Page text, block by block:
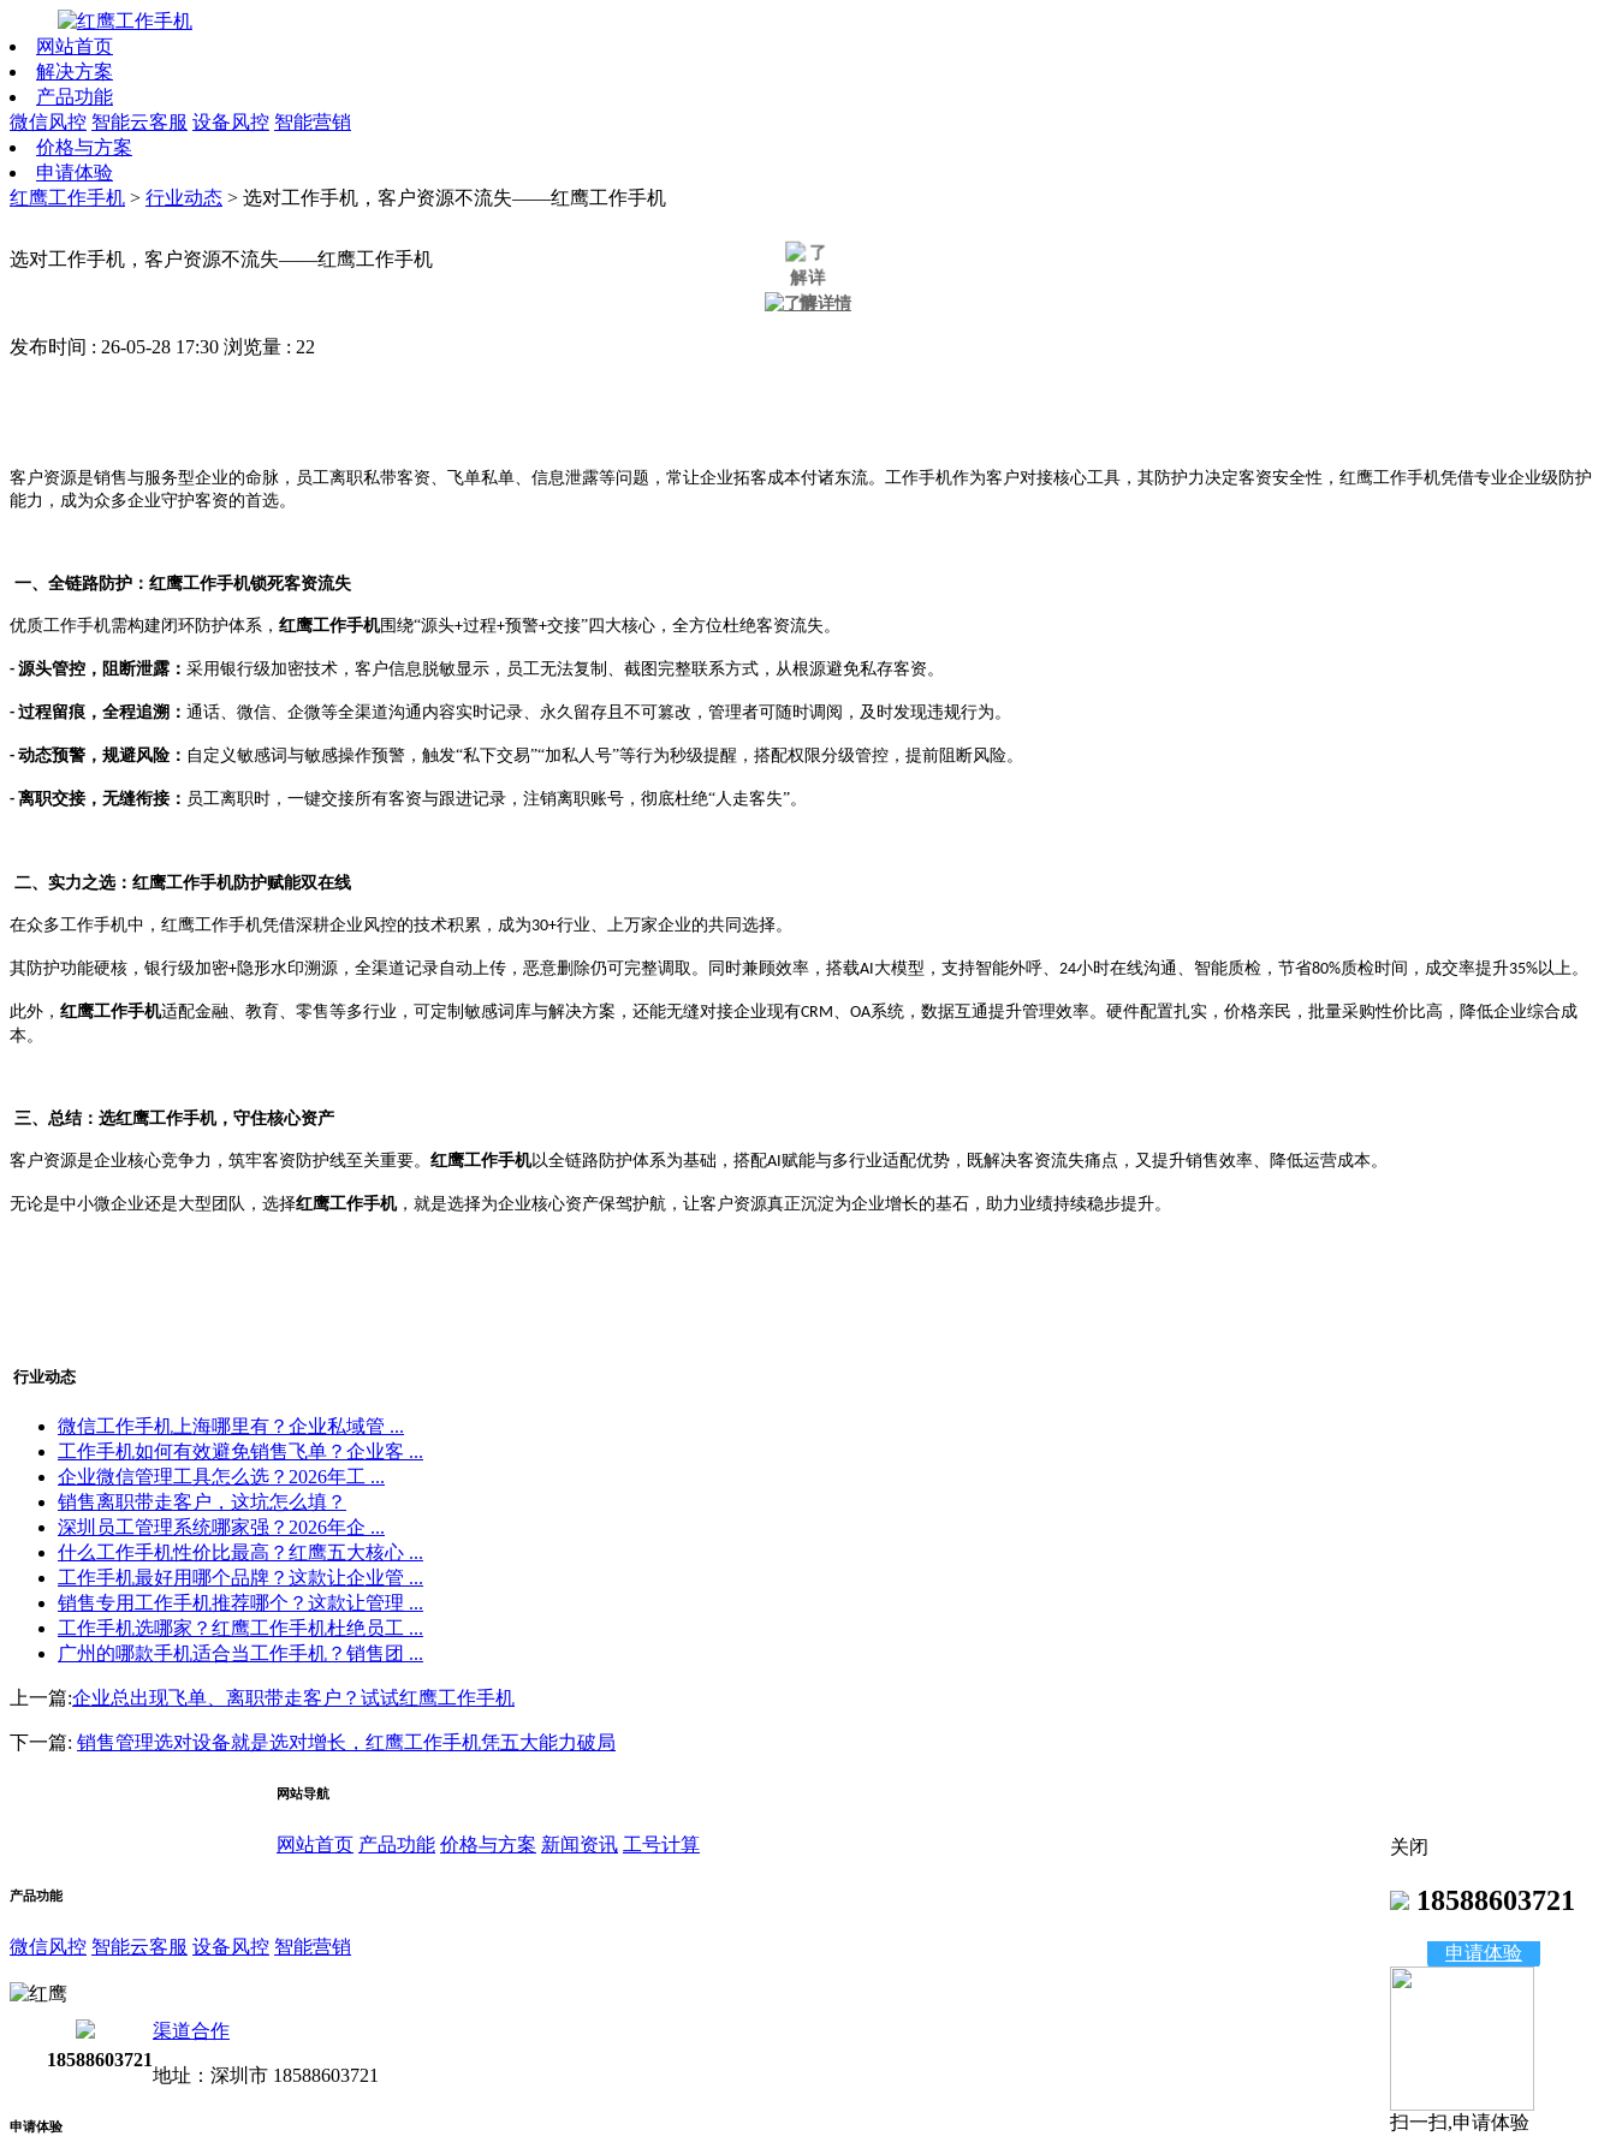
网站首页
解决方案
产品功能
微信风控 智能云客服 设备风控 智能营销
价格与方案
申请体验
红鹰工作手机 > 行业动态 > 选对工作手机，客户资源不流失——红鹰工作手机
选对工作手机，客户资源不流失——红鹰工作手机
发布时间 : 26-05-28 17:30 浏览量 : 22
客户资源是销售与服务型企业的命脉，员工离职私带客资、飞单私单、信息泄露等问题，常让企业拓客成本付诸东流。工作手机作为客户对接核心工具，其防护力决定客资安全性，红鹰工作手机凭借专业企业级防护
能力，成为众多企业守护客资的首选。
一、全链路防护：红鹰工作手机锁死客资流失
优质工作手机需构建闭环防护体系， 红鹰工作手机围绕“源头+过程+预警+交接”四大核心，全方位杜绝客资流失。
- 源头管控，阻断泄露： 采用银行级加密技术，客户信息脱敏显示，员工无法复制、截图完整联系方式，从根源避免私存客资。
- 过程留痕，全程追溯： 通话、微信、企微等全渠道沟通内容实时记录、永久留存且不可篡改，管理者可随时调阅，及时发现违规行为。
- 动态预警，规避风险： 自定义敏感词与敏感操作预警，触发“私下交易”“加私人号”等行为秒级提醒，搭配权限分级管控，提前阻断风险。
- 离职交接，无缝衔接： 员工离职时，一键交接所有客资与跟进记录，注销离职账号，彻底杜绝“人走客失”。
二、实力之选：红鹰工作手机防护赋能双在线
在众多工作手机中，红鹰工作手机凭借深耕企业风控的技术积累，成为30+行业、上万家企业的共同选择。
其防护功能硬核，银行级加密+隐形水印溯源，全渠道记录自动上传，恶意删除仍可完整调取。同时兼顾效率，搭载AI大模型，支持智能外呼、 24小时在线沟通、智能质检，节省80%质检时间，成交率提升35%以上。
此外， 红鹰工作手机适配金融、教育、零售等多行业，可定制敏感词库与解决方案，还能无缝对接企业现有CRM、 OA系统，数据互通提升管理效率。硬件配置扎实，价格亲民，批量采购性价比高，降低企业综合成
本。
三、总结：选红鹰工作手机，守住核心资产
客户资源是企业核心竞争力，筑牢客资防护线至关重要。 红鹰工作手机以全链路防护体系为基础，搭配AI赋能与多行业适配优势，既解决客资流失痛点，又提升销售效率、降低运营成本。
无论是中小微企业还是大型团队，选择红鹰工作手机，就是选择为企业核心资产保驾护航，让客户资源真正沉淀为企业增长的基石，助力业绩持续稳步提升。
行业动态
微信工作手机上海哪里有？企业私域管 ...
工作手机如何有效避免销售飞单？企业客 ...
企业微信管理工具怎么选？2026年工 ...
销售离职带走客户，这坑怎么填？
深圳员工管理系统哪家强？2026年企 ...
什么工作手机性价比最高？红鹰五大核心 ...
工作手机最好用哪个品牌？这款让企业管 ...
销售专用工作手机推荐哪个？这款让管理 ...
工作手机选哪家？红鹰工作手机杜绝员工 ...
广州的哪款手机适合当工作手机？销售团 ...
上一篇:企业总出现飞单、离职带走客户？试试红鹰工作手机
下一篇: 销售管理选对设备就是选对增长，红鹰工作手机凭五大能力破局
网站导航
网站首页 产品功能 价格与方案 新闻资讯 工号计算
产品功能
微信风控 智能云客服 设备风控 智能营销
18588603721
渠道合作
地址：深圳市 18588603721
申请体验
关闭
18588603721
申请体验
扫一扫,申请体验